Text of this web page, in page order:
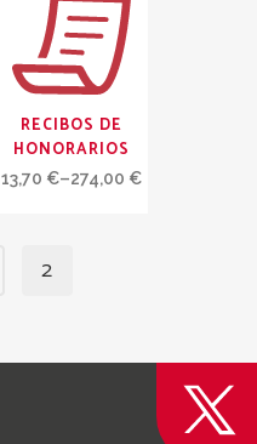
RECIBOS DE
HONORARIOS
13,70 €–274,00 €
2